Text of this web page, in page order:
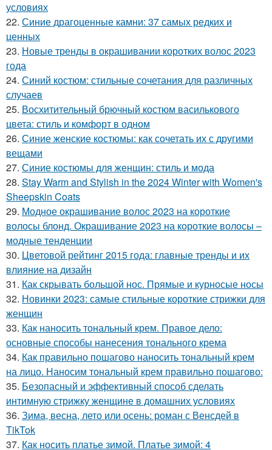
условиях
22. Синие драгоценные камни: 37 самых редких и
ценных
23. Новые тренды в окрашивании коротких волос 2023
года
24. Синий костюм: стильные сочетания для различных
случаев
25. Восхитительный брючный костюм василькового
цвета: стиль и комфорт в одном
26. Синие женские костюмы: как сочетать их с другими
вещами
27. Синие костюмы для женщин: стиль и мода
28. Stay Warm and Stylish in the 2024 Winter with Women's
Sheepskin Coats
29. Модное окрашивание волос 2023 на короткие
волосы блонд. Окрашивание 2023 на короткие волосы –
модные тенденции
30. Цветовой рейтинг 2015 года: главные тренды и их
влияние на дизайн
31. Как скрывать большой нос. Прямые и курносые носы
32. Новинки 2023: самые стильные короткие стрижки для
женщин
33. Как наносить тональный крем. Правое дело:
основные способы нанесения тонального крема
34. Как правильно пошагово наносить тональный крем
на лицо. Наносим тональный крем правильно пошагово:
35. Безопасный и эффективный способ сделать
интимную стрижку женщине в домашних условиях
36. Зима, весна, лето или осень: роман с Венсдей в
TikTok
37. Как носить платье зимой. Платье зимой: 4